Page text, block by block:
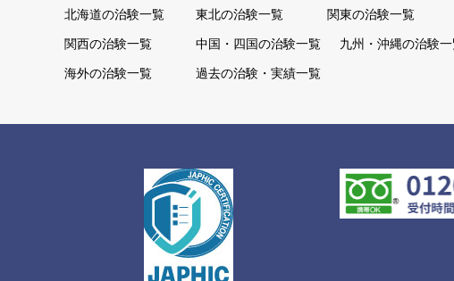
北海道の治験一覧 東北の治験一覧 関東の治験一覧
関西の治験一覧 中国・四国の治験一覧 九州・沖縄の治験
海外の治験一覧 過去の治験・実績一覧